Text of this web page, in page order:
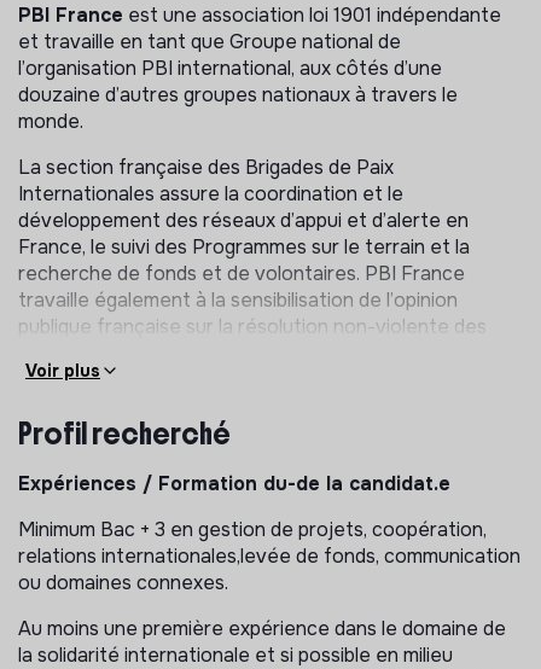
PBI France est une association loi 1901 indépendante
et travaille en tant que Groupe national de
l’organisation PBI international, aux côtés d’une
douzaine d’autres groupes nationaux à travers le
monde.
La section française des Brigades de Paix
Internationales assure la coordination et le
développement des réseaux d’appui et d’alerte en
France, le suivi des Programmes sur le terrain et la
recherche de fonds et de volontaires. PBI France
travaille également à la sensibilisation de l’opinion
publique française sur la résolution non-violente des
Paix Internationales et sur la situation des défenseur.e.s
ses programmes.
Plus d’informations :www.peacebrigades.org/
LeComité Français pour l’Intervention Civile de
Paixou Comité ICP est un collectif d’associations
domaine de la non-violence. Depuis 1997, son action
vise à promouvoir l’intervention civile de paix dans le but
Voir plus
Profil recherché
Expériences / Formation du-de la candidat.e
Minimum Bac + 3 en gestion de projets, coopération,
relations internationales,levée de fonds, communication
ou domaines connexes.
Au moins une première expérience dans le domaine de
la solidarité internationale et si possible en milieu